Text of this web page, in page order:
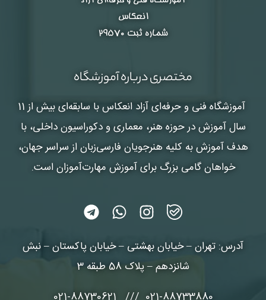
انعکاس
شماره ثبت ۲۹۵۷۰
مختصری درباره آموزشگاه
آموزشگاه فنی و حرفه‌ای آزاد انعکاس
با سابقه‌ای بیش از 11
سال آموزش در حوزه هنر، معماری و دکوراسیون داخلی، با
هدف آموزش به کلیه هنرجویان فارسی‌زبان از سراسر جهان،
خواهان گامی بزرگ برای آموزش مهارت‌آموزان است.
آدرس: تهران – خیابان بهشتی – خیابان پاکستان – نبش
شانزدهم – پلاک 58 طبقه 3